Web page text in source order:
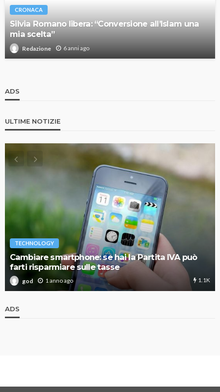
CRONACA
Silvia Romano libera: “Conversione all’Islam una
mia scelta”
Redazione 6 anni ago
ADS
ULTIME NOTIZIE
TECHNOLOGY
Cambiare smartphone: se hai la Partita IVA può
farti risparmiare sulle tasse
god 1 anno ago 1.1K
ADS